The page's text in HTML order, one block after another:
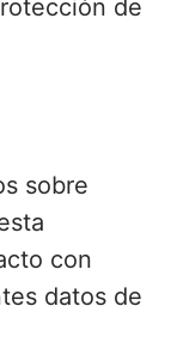
de
sobre
con
datos de